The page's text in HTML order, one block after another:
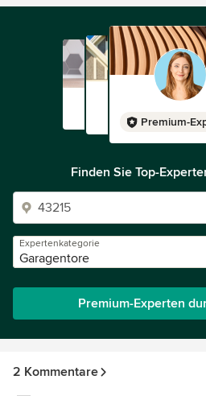
Premium-
Finden Sie Top-
Expertenkategorie
Garagentore
Premium-Experten
2 Kommentare